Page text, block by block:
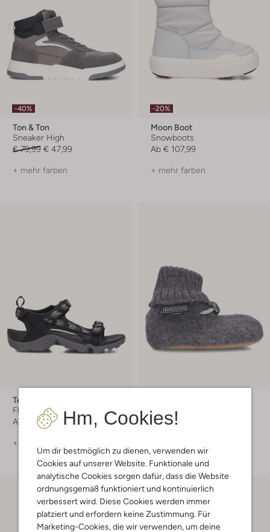
Hm, Cookies!
Um dir bestmöglich zu dienen, verwenden wir
Cookies auf unserer Website. Funktionale und
analytische Cookies sorgen dafür, dass die Website
ordnungsgemäß funktioniert und kontinuierlich
verbessert wird. Diese Cookies werden immer
platziert und erfordern keine Zustimmung. Für
Marketing-Cookies, die wir verwenden, um deine
-40%
Ton & Ton
Sneaker High
€ 79,99 € 47,99
+ mehr farben
-20%
Moon Boot
Snowboots
Ab € 107,99
+ mehr farben
Teva
Flache Sandalen
Ab
€ 59,99
+ mehr farben
Hausschuhe
€ 29,95